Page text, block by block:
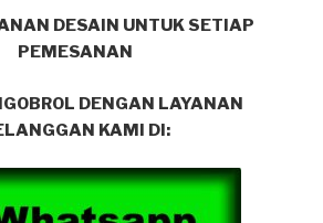
DESAIN UNTUK SETIAP
PEMESANAN
DENGAN LAYANAN
KAMI DI: